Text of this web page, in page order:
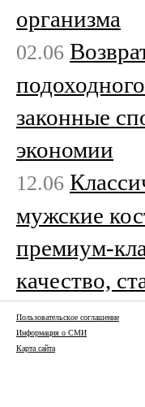
организма
02.06
законные
экономии
12.06
мужские
премиум-
качество,
Пользовательское соглашение
Информация о СМИ
Карта сайта